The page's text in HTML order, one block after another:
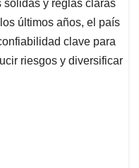
y reglas claras
últimos años, el país
clave para
riesgos y diversificar